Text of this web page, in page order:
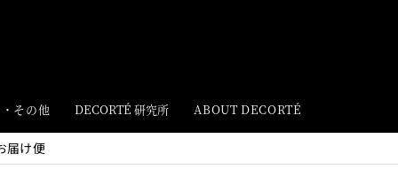
その他 DECORTÉ 研究所 ABOUT DECORTÉ
届け便